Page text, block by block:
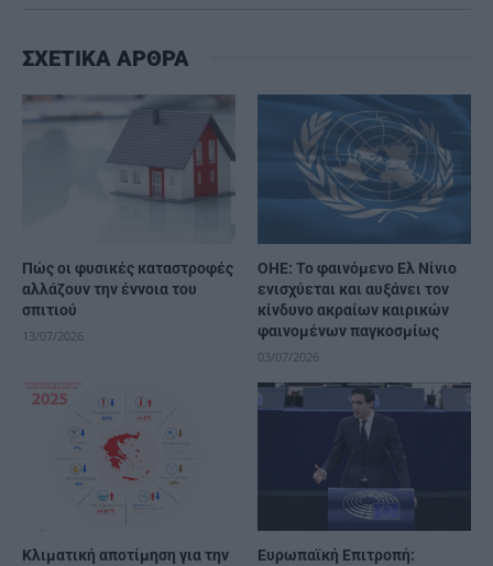
ΣΧΕΤΙΚΑ ΑΡΘΡΑ
Πώς οι φυσικές καταστροφές
αλλάζουν την έννοια του
σπιτιού
13/07/2026
ΟΗΕ: Το φαινόμενο Ελ Νίνιο
ενισχύεται και αυξάνει τον
κίνδυνο ακραίων καιρικών
φαινομένων παγκοσμίως
03/07/2026
Κλιματική αποτίμηση για την
Ευρωπαϊκή Επιτροπή: